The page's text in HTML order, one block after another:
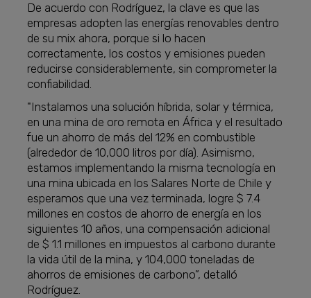
De acuerdo con Rodríguez, la clave es que las
empresas adopten las energías renovables dentro
de su mix ahora, porque si lo hacen
correctamente, los costos y emisiones pueden
reducirse considerablemente, sin comprometer la
confiabilidad.
"Instalamos una solución híbrida, solar y térmica,
en una mina de oro remota en África y el resultado
fue un ahorro de más del 12% en combustible
(alrededor de 10,000 litros por día). Asimismo,
estamos implementando la misma tecnología en
una mina ubicada en los Salares Norte de Chile y
esperamos que una vez terminada, logre $ 7.4
millones en costos de ahorro de energía en los
siguientes 10 años, una compensación adicional
de $ 1.1 millones en impuestos al carbono durante
la vida útil de la mina, y 104,000 toneladas de
ahorros de emisiones de carbono”, detalló
Rodríguez.